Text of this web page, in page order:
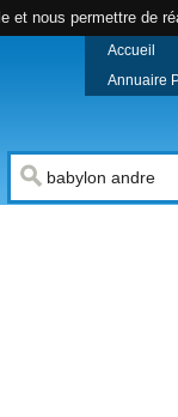
et nous permettre de
Accueil
Annuaire